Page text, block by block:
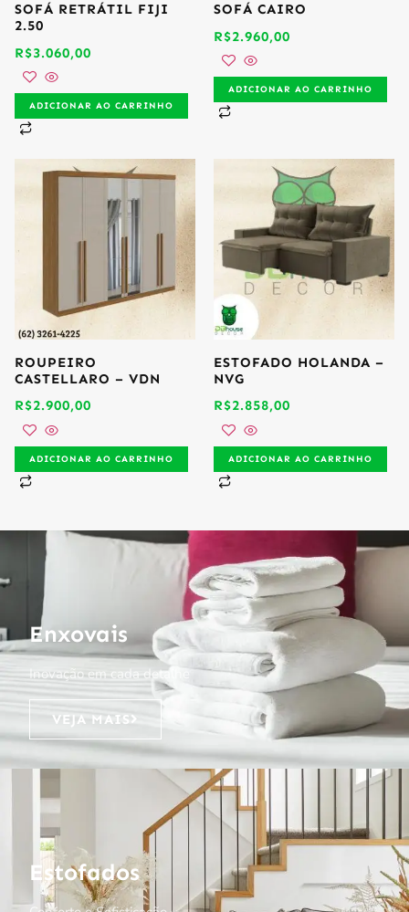
SOFÁ RETRÁTIL FIJI
2.50
R$3.060,00
ADICIONAR AO CARRINHO
SOFÁ CAIRO
R$2.960,00
ADICIONAR AO CARRINHO
ROUPEIRO
CASTELLARO – VDN
R$2.900,00
ADICIONAR AO CARRINHO
ESTOFADO HOLANDA –
NVG
R$2.858,00
ADICIONAR AO CARRINHO
Enxovais
Inovação em cada detalhe
VEJA MAIS
Estofados